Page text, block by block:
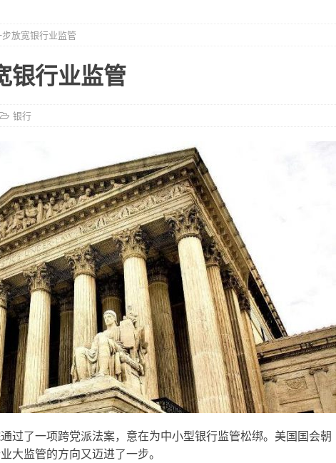
放宽银行业监管
银行业监管
银行
过了一项跨党派法案，意在为中小型银行监管松绑。美国国会朝
大监管的方向又迈进了一步。